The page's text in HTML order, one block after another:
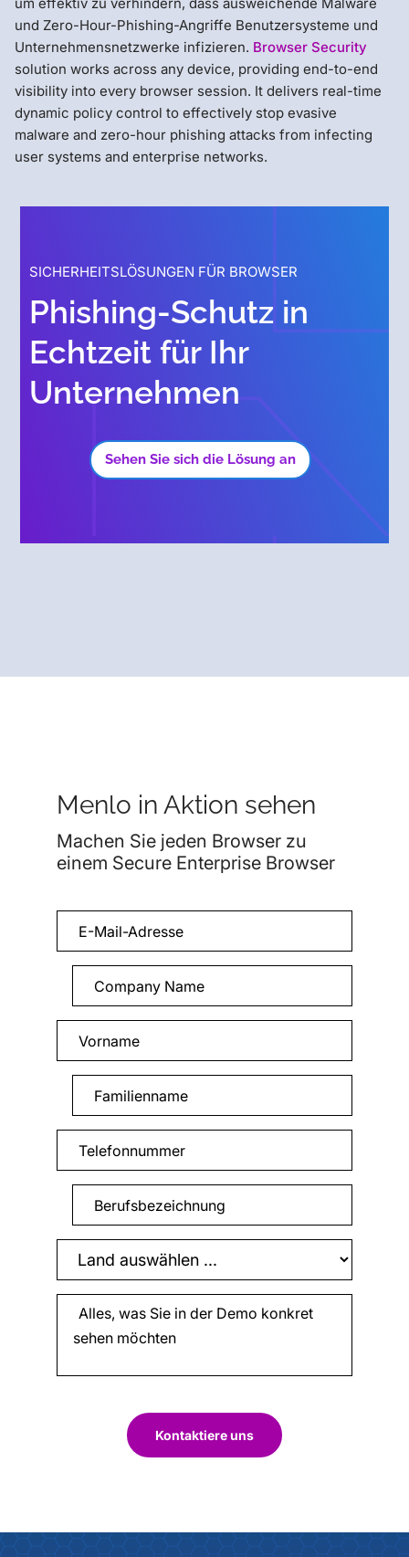
und Zero-Hour-Phishing-Angriffe Benutzersysteme und
Unternehmensnetzwerke infizieren. Browser Security
solution works across any device, providing end-to-end
visibility into every browser session. It delivers real-time
dynamic policy control to effectively stop evasive
malware and zero-hour phishing attacks from infecting
user systems and enterprise networks.
SICHERHEITSLÖSUNGEN FÜR BROWSER
Phishing-Schutz in
Echtzeit für Ihr
Unternehmen
Sehen Sie sich die Lösung an
Menlo in Aktion sehen
Machen Sie jeden Browser zu
einem Secure Enterprise Browser
Kontaktiere uns